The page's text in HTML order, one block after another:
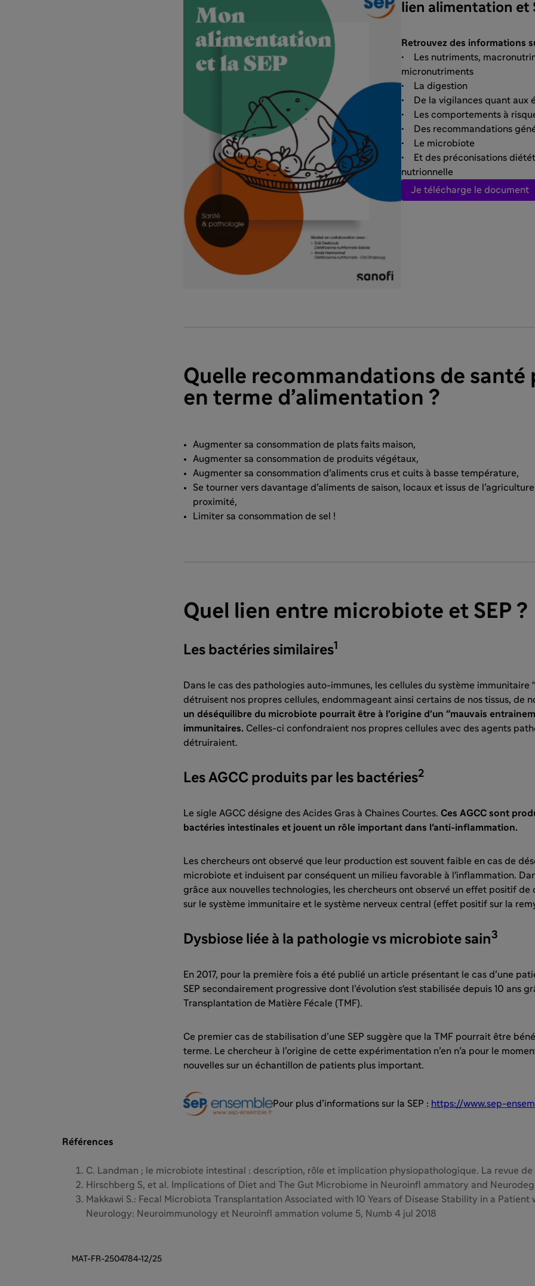
lien alimentation et
Retrouvez des informations
• Les nutriments,
micronutriments
• La digestion
• De la vigilances quant aux
• Les comportements à
• Des recommandations
• Le microbiote
• Et des préconisations
nutrionnelle
Je télécharge le document
Quelle recommandations de santé
en terme d’alimentation ?
Augmenter sa consommation de plats faits maison,
Augmenter sa consommation de produits végétaux,
Augmenter sa consommation d’aliments crus et cuits à basse température,
Se tourner vers davantage d’aliments de saison, locaux et issus de
proximité,
Limiter sa consommation de sel !
Quel lien entre microbiote et SEP ?
Les bactéries similaires1
Dans le cas des pathologies auto-immunes, les cellules du système immunitaire
détruisent nos propres cellules, endommageant ainsi certains de nos tissus, de
un déséquilibre du microbiote pourrait être à l’origine d’un "mauvais
immunitaires. Celles-ci confondraient nos propres cellules avec des agents
détruiraient.
Les AGCC produits par les bactéries2
Le sigle AGCC désigne des Acides Gras à Chaines Courtes. Ces AGCC sont
bactéries intestinales et jouent un rôle important dans l'anti-inflammation.
Les chercheurs ont observé que leur production est souvent faible en cas de
microbiote et induisent par conséquent un milieu favorable à l'inflammation.
grâce aux nouvelles technologies, les chercheurs ont observé un effet positif de
sur le système immunitaire et le système nerveux central (effet positif sur la
Dysbiose liée à la pathologie vs microbiote sain3
En 2017, pour la première fois a été publié un article présentant le cas d’une
SEP secondairement progressive dont l’évolution s'est stabilisée depuis 10 ans
Transplantation de Matière Fécale (TMF).
Ce premier cas de stabilisation d’une SEP suggère que la TMF pourrait être
terme. Le chercheur à l’origine de cette expérimentation n’en n’a pour le
nouvelles sur un échantillon de patients plus important.
Pour plus d’informations sur la SEP : https://www.sep-
Références
C. Landman ; le microbiote intestinal : description, rôle et implication physiopathologique. La revue
Hirschberg S, et al. Implications of Diet and The Gut Microbiome in Neuroinfl ammatory and
Makkawi S.: Fecal Microbiota Transplantation Associated with 10 Years of Disease Stability in a
Neurology: Neuroimmunology et Neuroinfl ammation volume 5, Numb 4 jul 2018
MAT-FR-2504784-12/25